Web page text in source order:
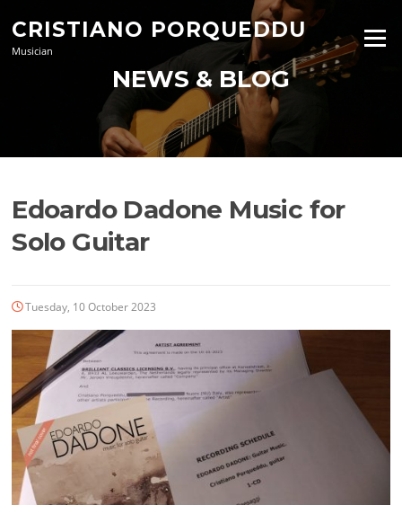
content
CRISTIANO PORQUEDDU
Musician
Menu
NEWS & BLOG
Edoardo Dadone Music for
Solo Guitar
Tuesday, 10 October 2023